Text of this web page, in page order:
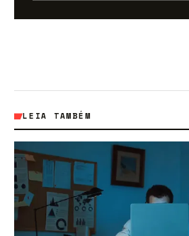
LEIA TAMBÉM